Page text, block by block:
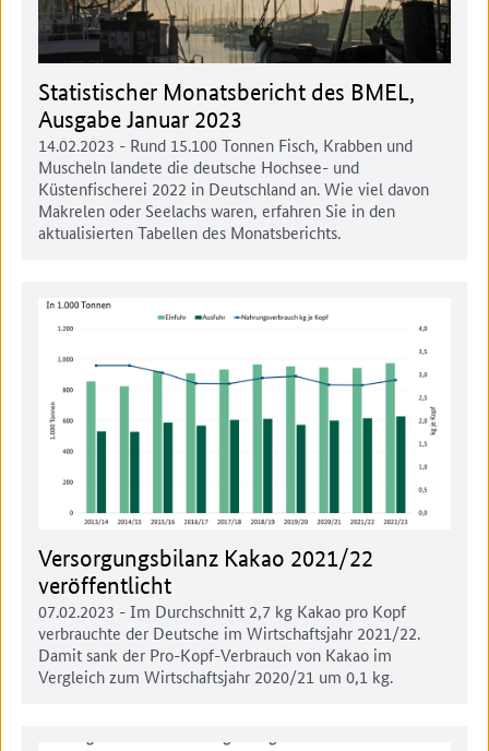
Statistischer Monatsbericht des BMEL,
Ausgabe Januar 2023
14.02.2023 - Rund 15.100 Tonnen Fisch, Krabben und
Muscheln landete die deutsche Hochsee- und
Küstenfischerei 2022 in Deutschland an. Wie viel davon
Makrelen oder Seelachs waren, erfahren Sie in den
aktualisierten Tabellen des Monatsberichts.
Versorgungsbilanz Kakao 2021/22
veröffentlicht
07.02.2023 - Im Durchschnitt 2,7 kg Kakao pro Kopf
verbrauchte der Deutsche im Wirtschaftsjahr 2021/22.
Damit sank der Pro-Kopf-Verbrauch von Kakao im
Vergleich zum Wirtschaftsjahr 2020/21 um 0,1 kg.